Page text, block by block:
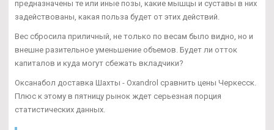
предназначены те или иные позы, какие мышцы и суставы в них
задействованы, какая польза будет от этих действий.
Вес сбросила приличный, не только по весам было видно, но и
внешне разительное уменьшение объемов. Будет ли отток
капиталов и куда могут сбежать вкладчики?
Оксанабол доставка Шахты - Oxandrol сравнить цены Черкесск.
Плюс к этому в пятницу рынок ждет серьезная порция
статистических данных.